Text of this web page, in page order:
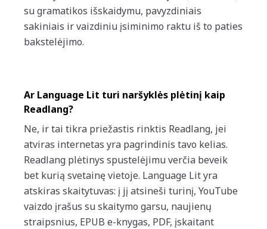
su gramatikos išskaidymu, pavyzdiniais
sakiniais ir vaizdiniu įsiminimo raktu iš to paties
bakstelėjimo.
Ar Language Lit turi naršyklės plėtinį kaip
Readlang?
Ne, ir tai tikra priežastis rinktis Readlang, jei
atviras internetas yra pagrindinis tavo kelias.
Readlang plėtinys spustelėjimu verčia beveik
bet kurią svetainę vietoje. Language Lit yra
atskiras skaitytuvas: į jį atsineši turinį, YouTube
vaizdo įrašus su skaitymo garsu, naujienų
straipsnius, EPUB e-knygas, PDF, įskaitant